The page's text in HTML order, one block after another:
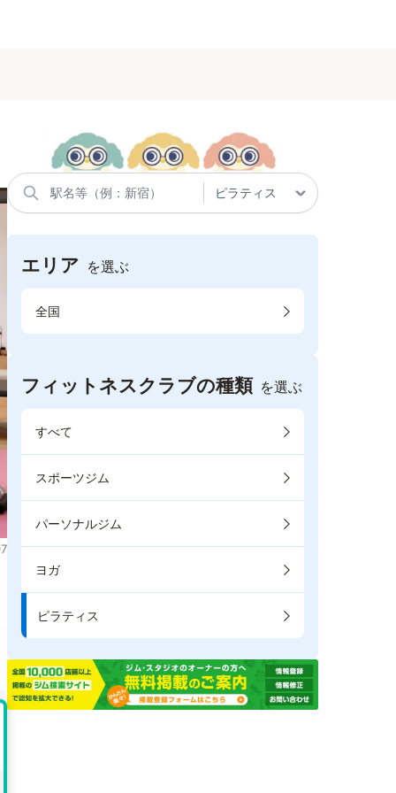
エリア を選ぶ
全国
フィットネスクラブの種類 を選ぶ
すべて
スポーツジム
パーソナルジム
ヨガ
ピラティス